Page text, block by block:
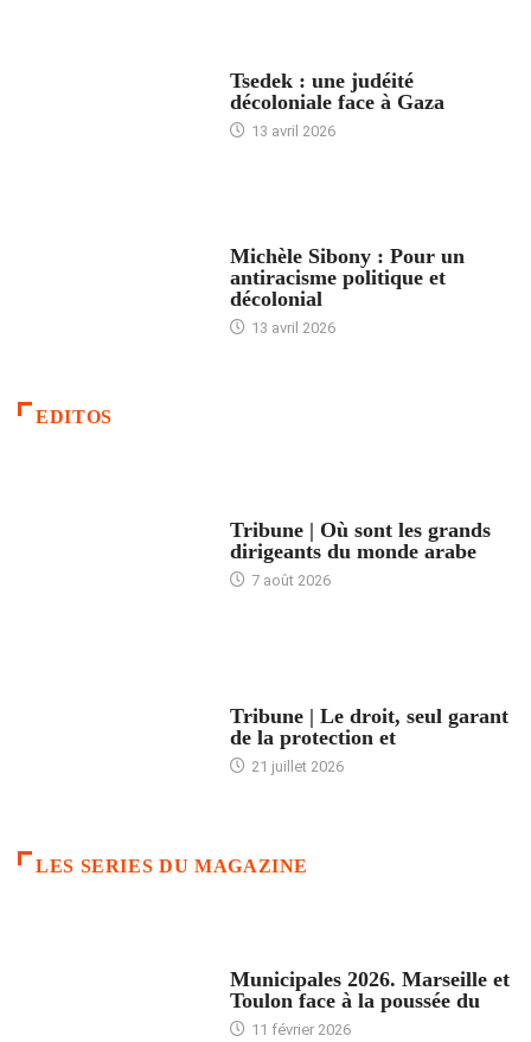
Tsedek : une judéité
décoloniale face à Gaza
13 avril 2026
Michèle Sibony : Pour un
antiracisme politique et
décolonial
13 avril 2026
EDITOS
Tribune | Où sont les grands
dirigeants du monde arabe
7 août 2026
Tribune | Le droit, seul garant
de la protection et
21 juillet 2026
LES SERIES DU MAGAZINE
Municipales 2026. Marseille et
Toulon face à la poussée du
11 février 2026